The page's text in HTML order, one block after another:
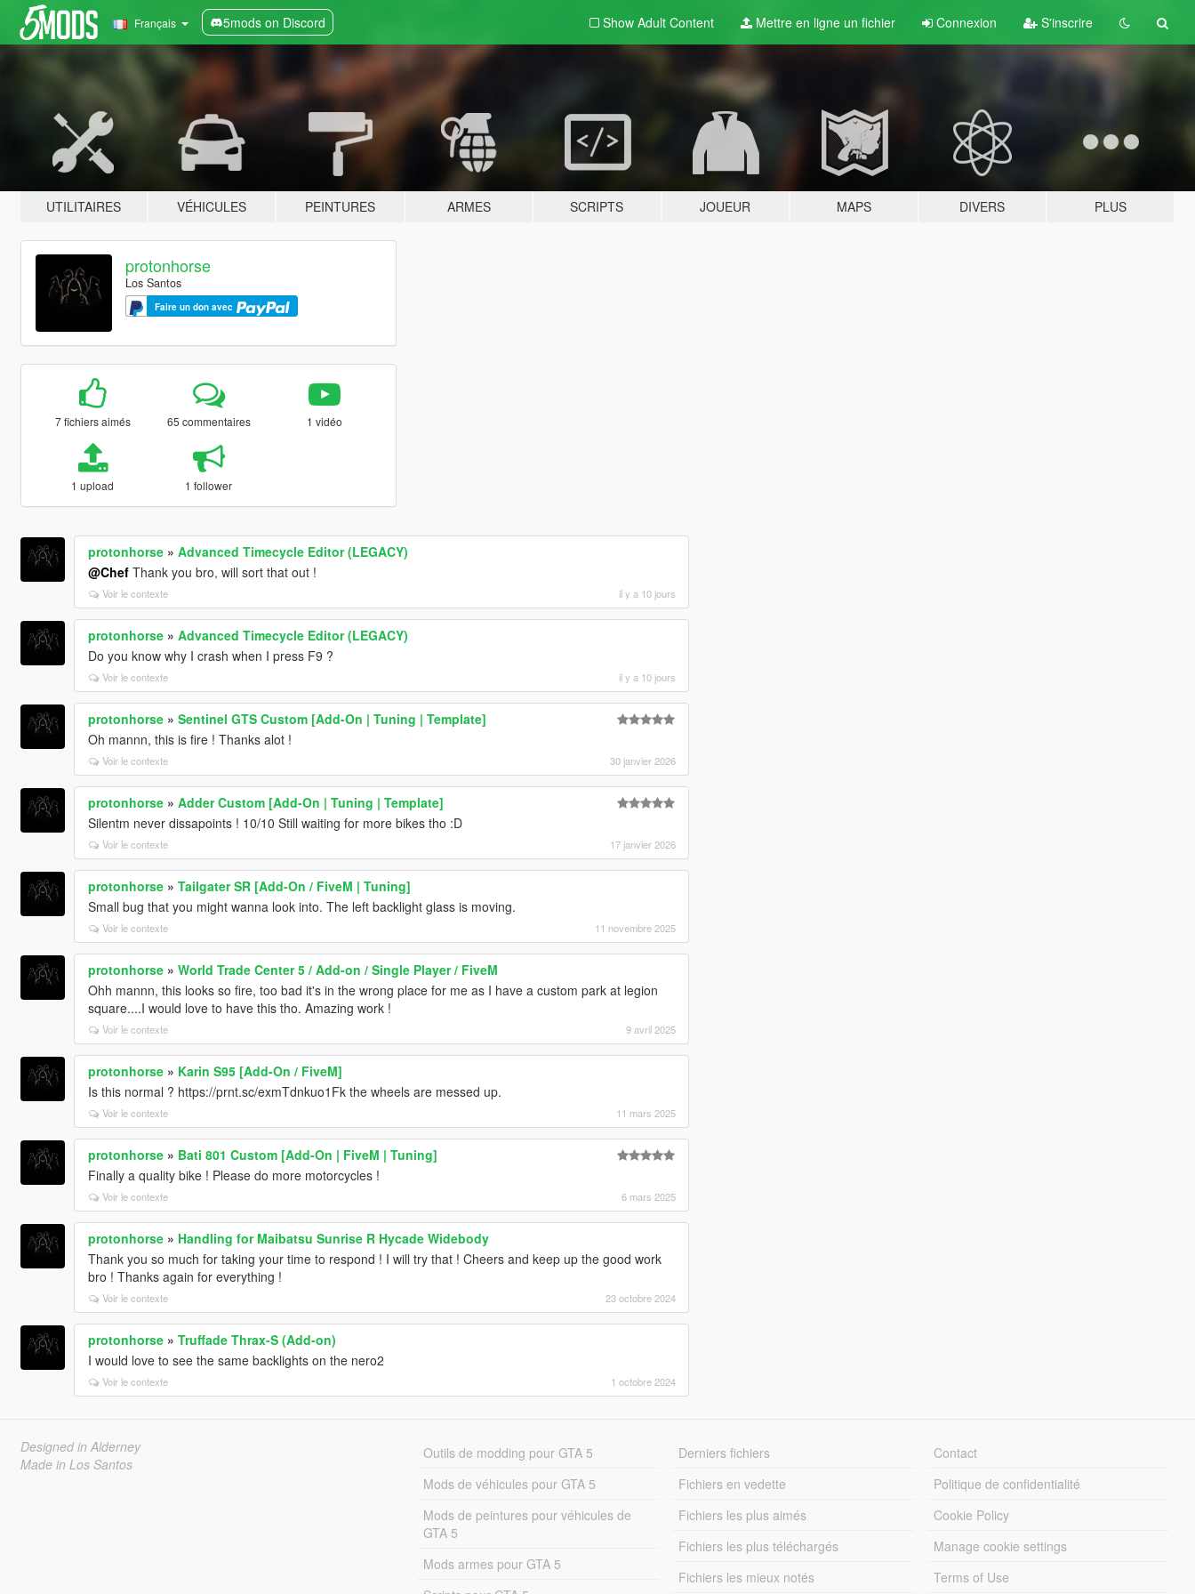
Français 5mods on Discord Show Adult Content Mettre en ligne un fichier Connexion S'inscrire
UTILITAIRES VÉHICULES PEINTURES ARMES SCRIPTS JOUEUR MAPS DIVERS PLUS
protonhorse
Los Santos
Faire un don avec
7 fichiers aimés 65 commentaires 1 vidéo
1 upload 1 follower
protonhorse» Advanced Timecycle Editor (LEGACY)
@ChefThank you bro, will sort that out !
Voir le contexte il y a 10 jours
protonhorse» Advanced Timecycle Editor (LEGACY)
Do you know why I crash when I press F9 ?
Voir le contexte il y a 10 jours
protonhorse» Sentinel GTS Custom [Add-On | Tuning | Template]
Oh mannn, this is fire ! Thanks alot !
Voir le contexte 30 janvier 2026
protonhorse» Adder Custom [Add-On | Tuning | Template]
Silentm never dissapoints ! 10/10 Still waiting for more bikes tho :D
Voir le contexte 17 janvier 2026
protonhorse» Tailgater SR [Add-On / FiveM | Tuning]
Small bug that you might wanna look into. The left backlight glass is moving.
Voir le contexte 11 novembre 2025
protonhorse» World Trade Center 5 / Add-on / Single Player / FiveM
Ohh mannn, this looks so fire, too bad it's in the wrong place for me as I have a custom park at legion
square....I would love to have this tho. Amazing work !
Voir le contexte 9 avril 2025
protonhorse» Karin S95 [Add-On / FiveM]
Is this normal ? https://prnt.sc/exmTdnkuo1Fk the wheels are messed up.
Voir le contexte 11 mars 2025
protonhorse» Bati 801 Custom [Add-On | FiveM | Tuning]
Finally a quality bike ! Please do more motorcycles !
Voir le contexte 6 mars 2025
protonhorse» Handling for Maibatsu Sunrise R Hycade Widebody
Thank you so much for taking your time to respond ! I will try that ! Cheers and keep up the good work
bro ! Thanks again for everything !
Voir le contexte 23 octobre 2024
protonhorse» Truffade Thrax-S (Add-on)
I would love to see the same backlights on the nero2
Voir le contexte 1 octobre 2024
Designed in Alderney
Made in Los Santos
Outils de modding pour GTA 5
Mods de véhicules pour GTA 5
Mods de peintures pour véhicules de
GTA 5
Mods armes pour GTA 5
Derniers fichiers
Fichiers en vedette
Fichiers les plus aimés
Fichiers les plus téléchargés
Fichiers les mieux notés
Contact
Politique de confidentialité
Cookie Policy
Manage cookie settings
Terms of Use